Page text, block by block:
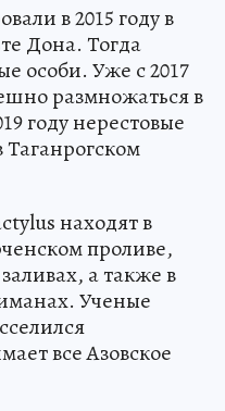
в 2015 году в
Дона. Тогда
особи. Уже с 2017
размножаться в
году нерестовые
Таганрогском
находят в
проливе,
а также в
Ученые
все Азовское